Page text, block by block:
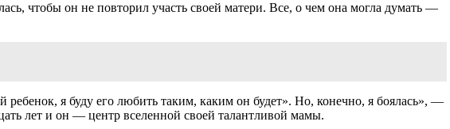
чтобы он не повторил участь своей матери. Все, о чем она могла думать —
я буду его любить таким, каким он будет». Но, конечно, я боялась», —
лет и он — центр вселенной своей талантливой мамы.